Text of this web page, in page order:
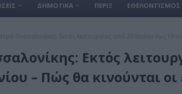
ΔΗΜΟΤΙΚΑ ΠΕΡΙΞ ΕΘΕΛΟΝΤΙΣΜΟΣ
Εκτός
– Πώς θα κινούνται